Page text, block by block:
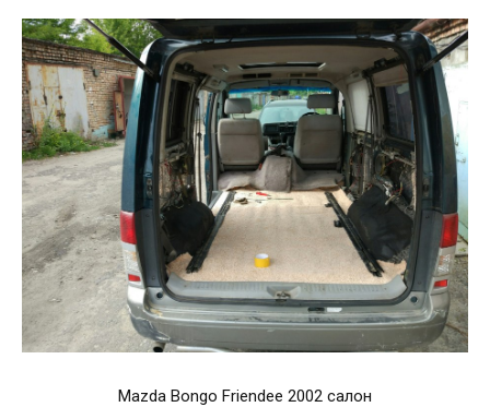
Mazda Bongo Friendee 2002 салон